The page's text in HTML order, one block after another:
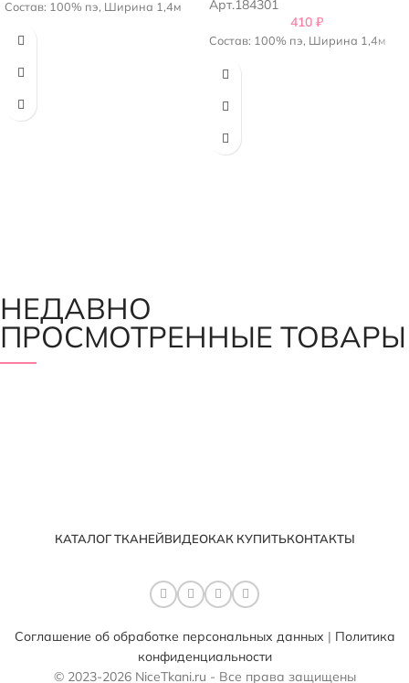
Состав: 100% пэ, Ширина 1,4м
Арт.184301
410 ₽
Состав: 100% пэ, Ширина 1,4м
НЕДАВНО
ПРОСМОТРЕННЫЕ ТОВАРЫ
КАТАЛОГ ТКАНЕЙВИДЕОКАК КУПИТЬКОНТАКТЫ
Соглашение об обработке персональных данных | Политика
конфиденциальности
© 2023-2026 NiceTkani.ru - Все права защищены